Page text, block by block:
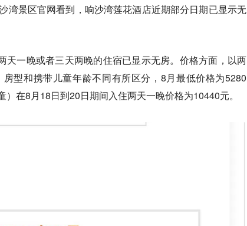
湾景区官网看到，响沙湾莲花酒店近期部分日期已显示无
天一晚或者三天两晚的住宿已显示无房。价格方面，以两
型和携带儿童年龄不同有所区分，8月最低价格为5280
在8月18日到20日期间入住两天一晚价格为10440元。